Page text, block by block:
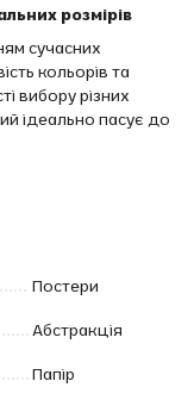
розмірів
сучасних
кольорів та
вибору різних
ідеально пасує до
Постери
Абстракція
Папір